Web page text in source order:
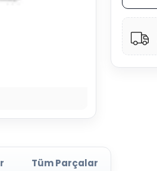
Tüm Parçalar